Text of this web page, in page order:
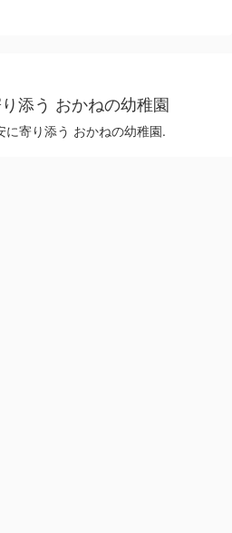
添う おかねの幼稚園
寄り添う おかねの幼稚園.